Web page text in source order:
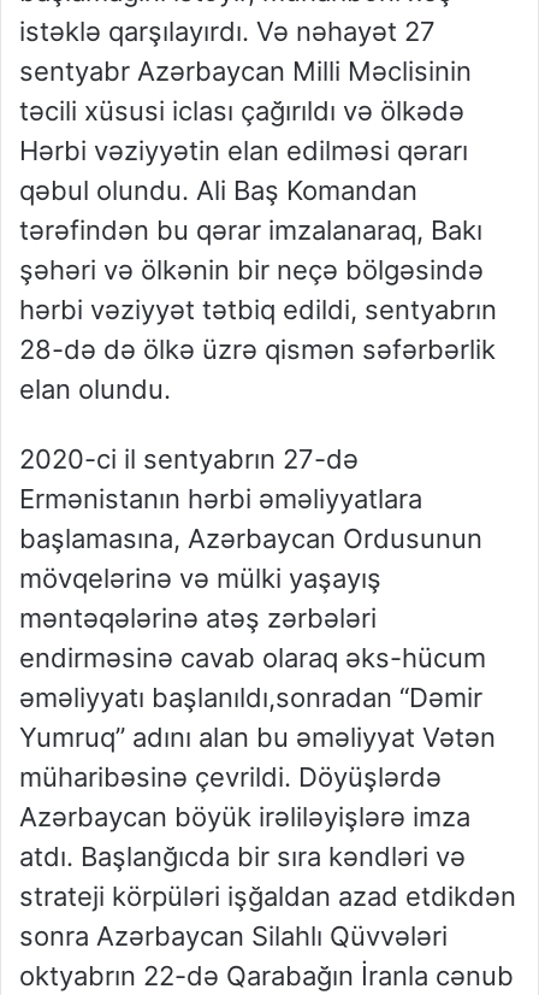
istəklə qarşılayırdı. Və nəhayət 27
sentyabr Azərbaycan Milli Məclisinin
təcili xüsusi iclası çağırıldı və ölkədə
Hərbi vəziyyətin elan edilməsi qərarı
qəbul olundu. Ali Baş Komandan
tərəfindən bu qərar imzalanaraq, Bakı
şəhəri və ölkənin bir neçə bölgəsində
hərbi vəziyyət tətbiq edildi, sentyabrın
28-də də ölkə üzrə qismən səfərbərlik
elan olundu.
2020-ci il sentyabrın 27-də
Ermənistanın hərbi əməliyyatlara
başlamasına, Azərbaycan Ordusunun
mövqelərinə və mülki yaşayış
məntəqələrinə atəş zərbələri
endirməsinə cavab olaraq əks-hücum
əməliyyatı başlanıldı,sonradan “Dəmir
Yumruq” adını alan bu əməliyyat Vətən
müharibəsinə çevrildi. Döyüşlərdə
Azərbaycan böyük irəliləyişlərə imza
atdı. Başlanğıcda bir sıra kəndləri və
strateji körpüləri işğaldan azad etdikdən
sonra Azərbaycan Silahlı Qüvvələri
oktyabrın 22-də Qarabağın İranla cənub